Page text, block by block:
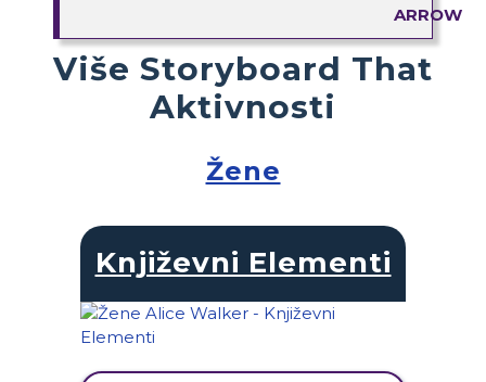
Više Storyboard That
Aktivnosti
Žene
Književni Elementi